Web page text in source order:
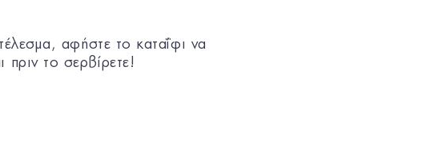
αφήστε το καταΐφι να
το σερβίρετε!